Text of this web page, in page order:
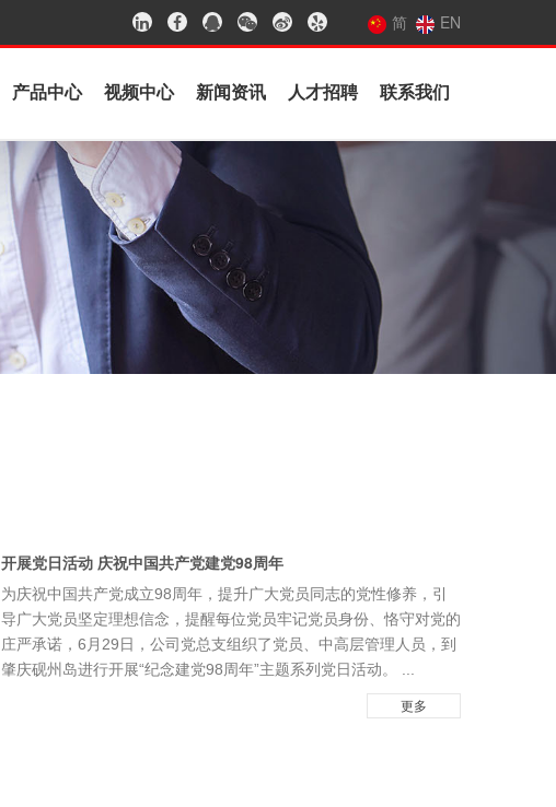
简 EN
产品中心 视频中心 新闻资讯 人才招聘 联系我们
开展党日活动 庆祝中国共产党建党98周年
为庆祝中国共产党成立98周年，提升广大党员同志的党性修养，引
导广大党员坚定理想信念，提醒每位党员牢记党员身份、恪守对党的
庄严承诺，6月29日，公司党总支组织了党员、中高层管理人员，到
肇庆砚州岛进行开展“纪念建党98周年”主题系列党日活动。 ...
更多